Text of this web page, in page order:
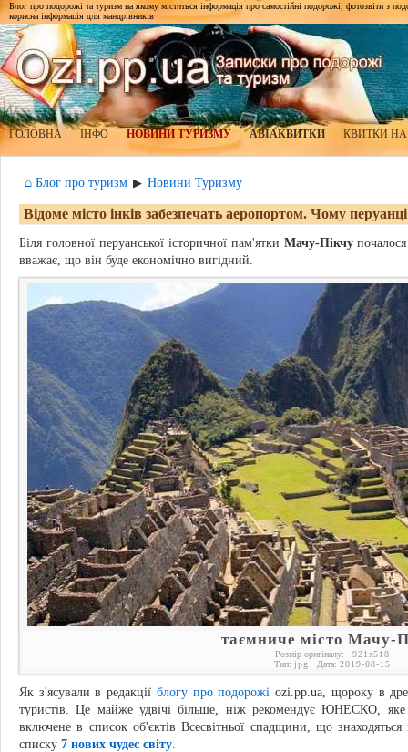
Блог про подорожі та туризм на якому міститься інформація про самостійні подорожі, фотозвіти з
корисна інформація для мандрівників
ГОЛОВНА ІНФО НОВИНИ ТУРИЗМУ АВІАКВИТКИ КВИТКИ
⌂ Блог про туризм ▶ Новини Туризму
Відоме місто інків забезпечать аеропортом. Чому
Біля головної перуанської історичної пам'ятки Мачу-Пікчупочалося
вважає, що він буде економічно вигідний.
таємниче місто Мачу-
Розмір оригіналу: 921 x518
Тип: jpg Дата: 2019-08-15
Як з'ясували в редакції блогу про подорожі ozi.pp.ua, щороку в
туристів. Це майже удвічі більше, ніж рекомендує ЮНЕСКО, яке
включене в список об'єктів Всесвітньої спадщини, що
списку 7 нових чудес світу.